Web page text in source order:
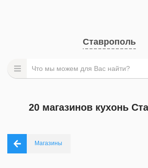
Ставрополь
20 магазинов кухонь
Магазины